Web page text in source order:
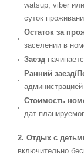
watsup, viber
суток
Остаток за
заселении в
Заезд
Ранний заезд/
администрацией
Стоимость
дат
2. Отдых с
включительно